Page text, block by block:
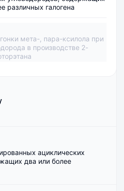
различных галогена
мета-, пара-ксилола при
в производстве 2-
ациклических
два или более